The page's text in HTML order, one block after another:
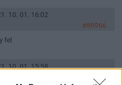
10. 01. 16:02
#89966
fel
10. 01. 15:58
#89961